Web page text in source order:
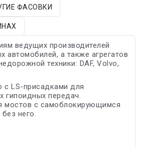
ФАСОВКИ
ведущих производителей
автомобилей, а также агрегатов
техники: DAF, Volvo,
с LS-присадками для
гипоидных передач.
мостов с самоблокирующимся
него.